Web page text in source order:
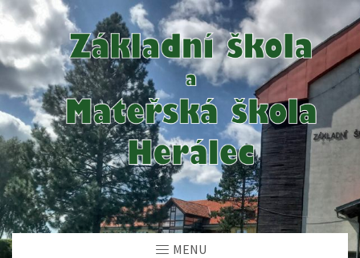
MENU